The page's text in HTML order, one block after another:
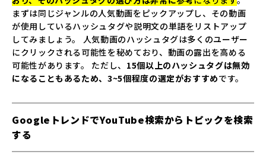
まずは同じジャンルの人気動画をピックアップし、その動画
が使用しているハッシュタグや説明文の単語をリストアップ
してみましょう。 人気動画のハッシュタグは多くのユーザー
にクリックされる可能性を秘めており、動画の露出を高める
可能性があります。 ただし、 15個以上のハッシュタグは無効
になることもあるため、3~5個程度の選定がおすすめです。
GoogleトレンドでYouTube検索からトピックを検索
する